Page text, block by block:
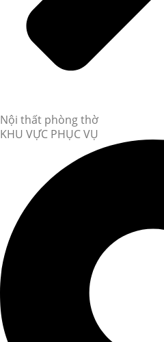
Nội thất phòng thờ
KHU VỰC PHỤC VỤ